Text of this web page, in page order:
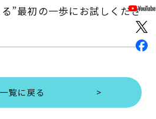
”最初の一歩にお試しくださ
一覧に戻る